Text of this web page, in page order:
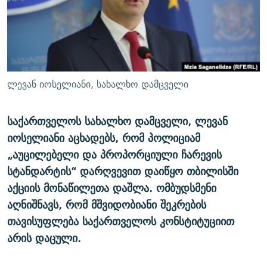
ᲛᲝᲚᲐᲞᲐᲠᲐᲙᲔ ᲢᲔᲥᲡᲢᲔᲑᲘ
ᲨᲘᲜ - ᲣᲪᲮᲝᲔᲗᲨᲘ
ᲚᲘᲢᲔᲠᲐᲢᲣᲠᲣᲚᲘ ᲬᲐᲮᲜᲐᲒᲔᲑᲘ
ᲐᲛᲔᲠᲘᲙᲣᲚᲘ ᲛᲝᲗᲮᲠᲝᲑᲐ
ᲩᲔᲛᲘ ᲡᲘᲙᲕᲓᲘᲚᲘᲡ ᲛᲘᲖᲔᲖᲘᲐ COVID-19
11 ᲬᲔᲚᲘ - 11 ᲐᲛᲑᲐᲕᲘ
ᲡᲐᲞᲐᲠᲚᲐᲛᲔᲜᲢᲝ ᲐᲠᲩᲔᲕᲜᲔᲑᲘᲡ ᲘᲡᲢᲝᲠᲘᲐ
ᲑᲐᲕᲨᲕᲔᲑᲘ ᲞᲠᲝᲡᲢᲘᲢᲣᲪᲘᲐᲨᲘ - ᲐᲛᲝᲣᲗᲥᲛᲔᲚᲘ ᲐᲛᲑᲐᲕᲘ
ᲐᲒᲕᲘᲡᲢᲝᲡ ᲝᲛᲘ
ПРИВЕТ ᲙᲣᲚᲢᲣᲠᲐ
ᲒᲐᲛᲝᲘᲬᲔᲠᲔ
რთე/რთ-ის ყველა საიტი
ლევან იოსელიანი, სახალხო დამცველი
საქართველოს სახალხო დამცველი, ლევან
იოსელიანი აცხადებს, რომ პოლიციამ
„აუცილებელი და პროპორციული ჩარევის
სტანდარტის“ დარღვევით დაიწყო თბილისში
აქციის მონაწილეთა დაშლა. ომბუდსმენი
აღნიშნავს, რომ მშვიდობიანი შეკრების
თავისუფლება საქართველოს კონსტიტუციით
არის დაცული.